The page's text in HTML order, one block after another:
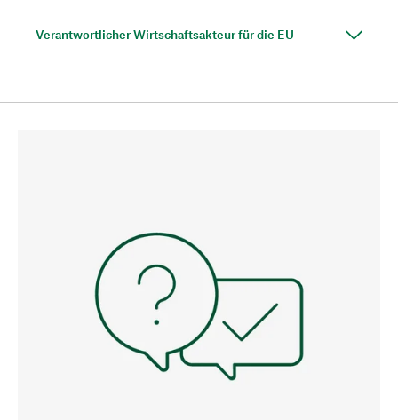
Verantwortlicher Wirtschaftsakteur für die EU